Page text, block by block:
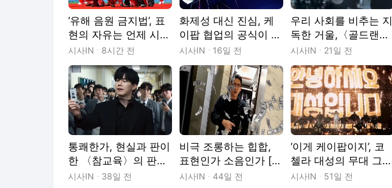
‘유해 음원 금지법’, 표
현의 자유는 언제 시험
에 드나 [콘텐츠의 순
간들]
시사IN 8시간 전
화제성 대신 진심, 케
이팝 협업의 공식이 바
뀌고 있다 [콘텐츠의
순간들]
시사IN 16일 전
우리 사회를 비추는 지
독한 거울,〈골드랜
드〉의 질문 [콘텐츠의
순간들]
시사IN 21일 전
통쾌한가, 현실과 판이
한 〈참교육〉의 판타
지가 [콘텐츠의 순간
시사IN 38일 전
비극 조롱하는 힙합,
표현인가 소음인가 [콘
텐츠의 순간들]
시사IN 44일 전
‘이게 케이팝이지’, 코
첼라 대성의 무대 그
이면에는··· [콘텐츠의
시사IN 51일 전